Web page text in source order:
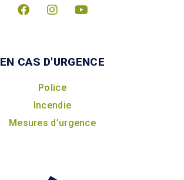
EN CAS D'URGENCE
Police
Incendie
Mesures d’urgence